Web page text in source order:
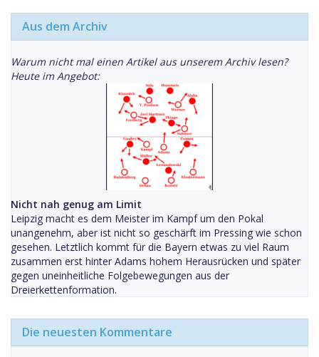
Aus dem Archiv
Warum nicht mal einen Artikel aus unserem Archiv lesen?
Heute im Angebot:
Nicht nah genug am Limit
Leipzig macht es dem Meister im Kampf um den Pokal
unangenehm, aber ist nicht so geschärft im Pressing wie schon
gesehen. Letztlich kommt für die Bayern etwas zu viel Raum
zusammen erst hinter Adams hohem Herausrücken und später
gegen uneinheitliche Folgebewegungen aus der
Dreierkettenformation.
Die neuesten Kommentare